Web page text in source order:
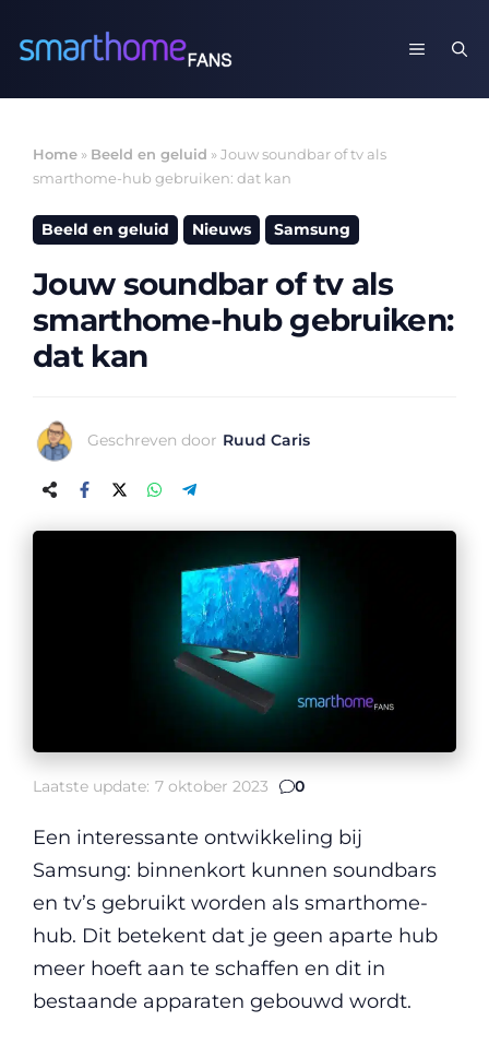
naar
MENU
Home » Beeld en geluid »Jouw soundbar of tv als
smarthome-hub gebruiken: dat kan
Beeld en geluid Nieuws Samsung
Jouw soundbar of tv als
smarthome-hub gebruiken:
dat kan
Geschreven door Ruud Caris
Laatste update: 7 oktober 2023 0
Een interessante ontwikkeling bij
Samsung: binnenkort kunnen soundbars
en tv’s gebruikt worden als smarthome-
hub. Dit betekent dat je geen aparte hub
meer hoeft aan te schaffen en dit in
bestaande apparaten gebouwd wordt.